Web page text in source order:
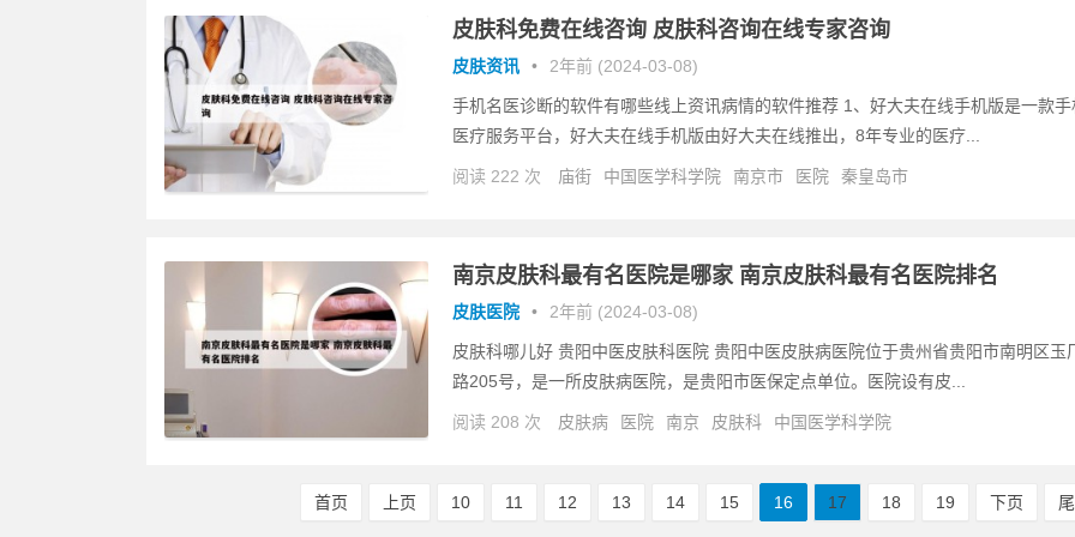
皮肤科免费在线咨询 皮肤科咨询在线专家咨询
皮肤资讯 • 2年前 (2024-03-08)
手机名医诊断的软件有哪些线上资讯病情的软件推荐 1、好大夫在线手机版是一款手
医疗服务平台，好大夫在线手机版由好大夫在线推出，8年专业的医疗...
阅读 222 次 庙街 中国医学科学院 南京市 医院 秦皇岛市
南京皮肤科最有名医院是哪家 南京皮肤科最有名医院排名
皮肤医院 • 2年前 (2024-03-08)
皮肤科哪儿好 贵阳中医皮肤科医院 贵阳中医皮肤病医院位于贵州省贵阳市南明区玉
路205号，是一所皮肤病医院，是贵阳市医保定点单位。医院设有皮...
阅读 208 次 皮肤病 医院 南京 皮肤科 中国医学科学院
首页 上页 10 11 12 13 14 15 16 17 18 19 下页